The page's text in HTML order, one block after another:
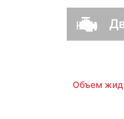
Объем